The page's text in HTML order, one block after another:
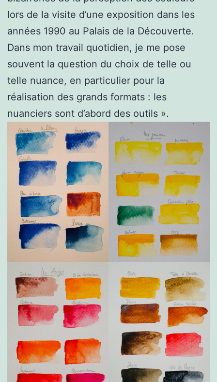
lors de la visite d’une exposition dans les
années 1990 au Palais de la Découverte.
Dans mon travail quotidien, je me pose
souvent la question du choix de telle ou
telle nuance, en particulier pour la
réalisation des grands formats : les
nuanciers sont d’abord des outils ».